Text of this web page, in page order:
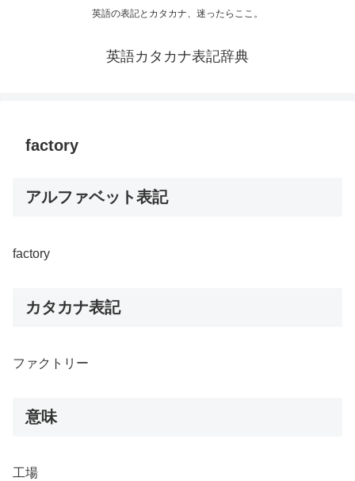
英語の表記とカタカナ、迷ったらここ。
英語カタカナ表記辞典
factory
アルファベット表記
factory
カタカナ表記
ファクトリー
意味
工場